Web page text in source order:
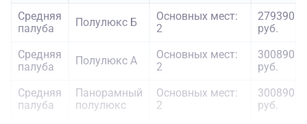
Средняя
палуба
Полулюкс Б
Основных мест:
2
279390
руб.
Средняя
палуба
Полулюкс А
Основных мест:
2
300890
руб.
Средняя
палуба
Панорамный
полулюкс
Основных мест:
2
300890
руб.